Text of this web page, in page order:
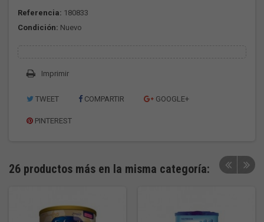
Referencia: 180833
Condición: Nuevo
Imprimir
TWEET COMPARTIR GOOGLE+
PINTEREST
26 productos más en la misma categoría: